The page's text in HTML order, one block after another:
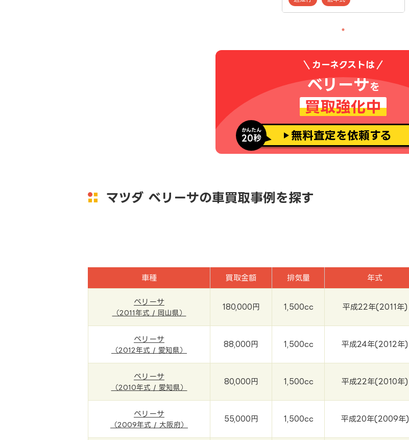
カーネクストは
ベリーサを
買取強化中
かんたん
20秒 無料査定を依頼する
マツダ ベリーサの車買取事例を探す
車種 買取金額 排気量 年式
ベリーサ
（2011年式 / 岡山県）
180,000円 1,500cc 平成22年(2011年)
ベリーサ
（2012年式 / 愛知県）
88,000円 1,500cc 平成24年(2012年)
ベリーサ
（2010年式 / 愛知県）
80,000円 1,500cc 平成22年(2010年)
ベリーサ
（2009年式 / 大阪府）
55,000円 1,500cc 平成20年(2009年)